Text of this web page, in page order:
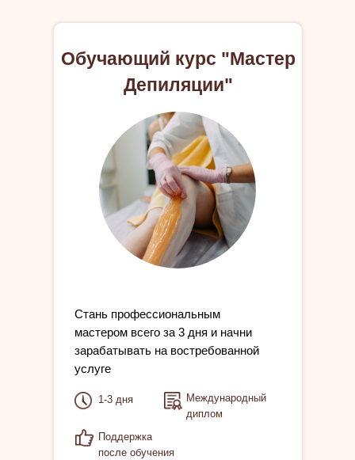
Cтань профессиональным
мастером всего за 3 дня и начни
зарабатывать на востребованной
услуге
Обучающий курс "Мастер
Депиляции"
Международный
диплом
Поддержка
после обучения
1-3 дня